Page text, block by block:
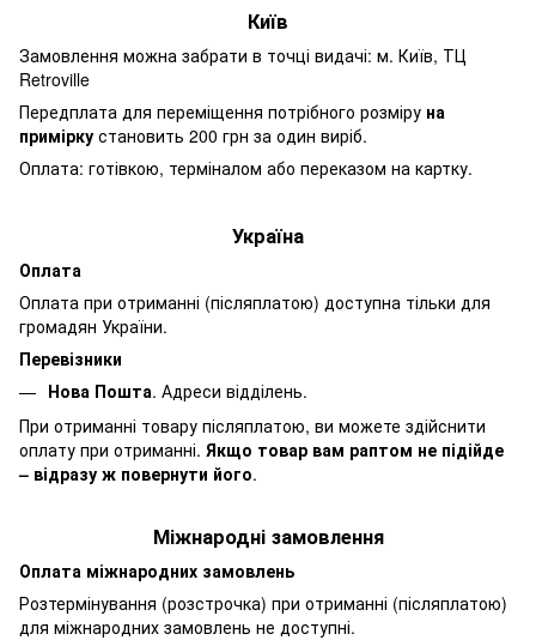
Київ
Замовлення можна забрати в точці видачі: м. Київ, ТЦ
Retroville
Передплата для переміщення потрібного розміру на
примірку становить 200 грн за один виріб.
Оплата: готівкою, терміналом або переказом на картку.
Україна
Оплата
Оплата при отриманні (післяплатою) доступна тільки для
громадян України.
Перевізники
Нова Пошта. Адреси відділень.
При отриманні товару післяплатою, ви можете здійснити
оплату при отриманні. Якщо товар вам раптом не підійде
– відразу ж повернути його.
Міжнародні замовлення
Оплата міжнародних замовлень
Розтермінування (розстрочка) при отриманні (післяплатою)
для міжнародних замовлень не доступні.